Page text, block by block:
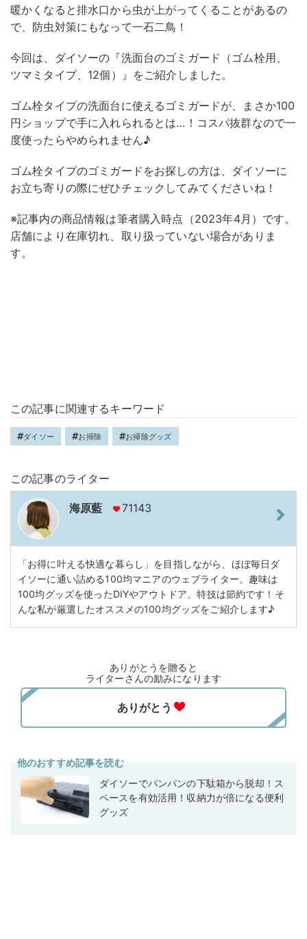
暖かくなると排水口から虫が上がってくることがあるの
で、防虫対策にもなって一石二鳥！
今回は、ダイソーの『洗面台のゴミガード（ゴム栓用、
ツマミタイプ、12個）』をご紹介しました。
ゴム栓タイプの洗面台に使えるゴミガードが、まさか100
円ショップで手に入れられるとは…！コスパ抜群なので一
度使ったらやめられません♪
ゴム栓タイプのゴミガードをお探しの方は、ダイソーに
お立ち寄りの際にぜひチェックしてみてくださいね！
※記事内の商品情報は筆者購入時点（2023年4月）です。
店舗により在庫切れ、取り扱っていない場合がありま
す。
この記事に関連するキーワード
ダイソー お掃除 お掃除グッズ
この記事のライター
海原藍 71143
「お得に叶える快適な暮らし」を目指しながら、ほぼ毎日ダ
イソーに通い詰める100均マニアのウェブライター。趣味は
100均グッズを使ったDIYやアウトドア。特技は節約です！そ
んな私が厳選したオススメの100均グッズをご紹介します♪
ありがとうを贈ると
ライターさんの励みになります
他のおすすめ記事を読む
ダイソーでパンパンの下駄箱から脱却！ス
ペースを有効活用！収納力が倍になる便利
グッズ